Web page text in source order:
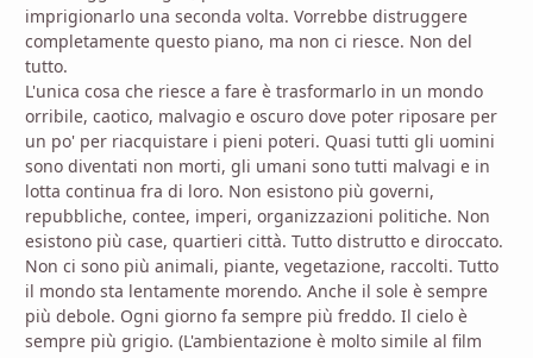
imprigionarlo una seconda volta. Vorrebbe distruggere
completamente questo piano, ma non ci riesce. Non del
tutto.
L'unica cosa che riesce a fare è trasformarlo in un mondo
orribile, caotico, malvagio e oscuro dove poter riposare per
un po' per riacquistare i pieni poteri. Quasi tutti gli uomini
sono diventati non morti, gli umani sono tutti malvagi e in
lotta continua fra di loro. Non esistono più governi,
repubbliche, contee, imperi, organizzazioni politiche. Non
esistono più case, quartieri città. Tutto distrutto e diroccato.
Non ci sono più animali, piante, vegetazione, raccolti. Tutto
il mondo sta lentamente morendo. Anche il sole è sempre
più debole. Ogni giorno fa sempre più freddo. Il cielo è
sempre più grigio. (L'ambientazione è molto simile al film